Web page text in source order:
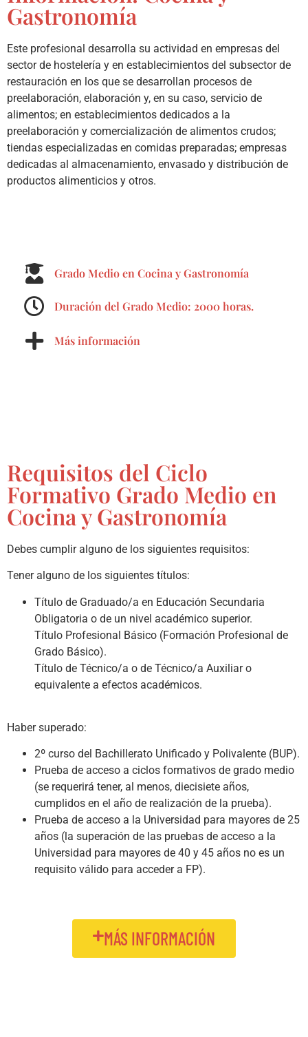
Gastronomía
Este profesional desarrolla su actividad en empresas del
sector de hostelería y en establecimientos del subsector de
restauración en los que se desarrollan procesos de
preelaboración, elaboración y, en su caso, servicio de
alimentos; en establecimientos dedicados a la
preelaboración y comercialización de alimentos crudos;
tiendas especializadas en comidas preparadas; empresas
dedicadas al almacenamiento, envasado y distribución de
productos alimenticios y otros.
Grado Medio en Cocina y Gastronomía
Duración del Grado Medio: 2000 horas.
Más información
Requisitos del Ciclo
Formativo Grado Medio en
Cocina y Gastronomía
Debes cumplir alguno de los siguientes requisitos:
Tener alguno de los siguientes títulos:
Título de Graduado/a en Educación Secundaria
Obligatoria o de un nivel académico superior.
Título Profesional Básico (Formación Profesional de
Grado Básico).
Título de Técnico/a o de Técnico/a Auxiliar o
equivalente a efectos académicos.
Haber superado:
2º curso del Bachillerato Unificado y Polivalente (BUP).
Prueba de acceso a ciclos formativos de grado medio
(se requerirá tener, al menos, diecisiete años,
cumplidos en el año de realización de la prueba).
Prueba de acceso a la Universidad para mayores de 25
años (la superación de las pruebas de acceso a la
Universidad para mayores de 40 y 45 años no es un
requisito válido para acceder a FP).
MÁS INFORMACIÓN